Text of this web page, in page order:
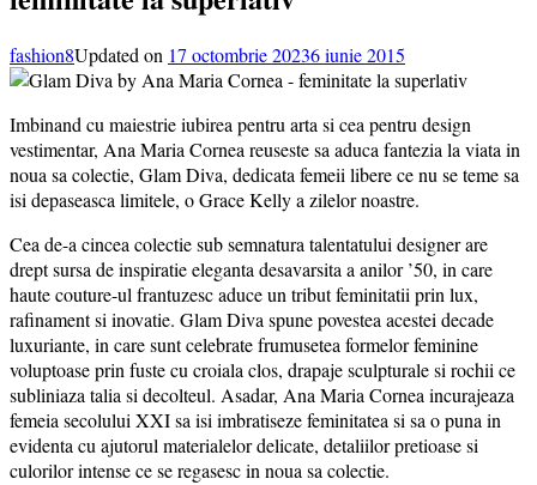
fashion8Updated on 17 octombrie 20236 iunie 2015
Imbinand cu maiestrie iubirea pentru arta si cea pentru design
vestimentar, Ana Maria Cornea reuseste sa aduca fantezia la viata in
noua sa colectie, Glam Diva, dedicata femeii libere ce nu se teme sa
isi depaseasca limitele, o Grace Kelly a zilelor noastre.
Cea de-a cincea colectie sub semnatura talentatului designer are
drept sursa de inspiratie eleganta desavarsita a anilor ’50, in care
haute couture-ul frantuzesc aduce un tribut feminitatii prin lux,
rafinament si inovatie. Glam Diva spune povestea acestei decade
luxuriante, in care sunt celebrate frumusetea formelor feminine
voluptoase prin fuste cu croiala clos, drapaje sculpturale si rochii ce
subliniaza talia si decolteul. Asadar, Ana Maria Cornea incurajeaza
femeia secolului XXI sa isi imbratiseze feminitatea si sa o puna in
evidenta cu ajutorul materialelor delicate, detaliilor pretioase si
culorilor intense ce se regasesc in noua sa colectie.